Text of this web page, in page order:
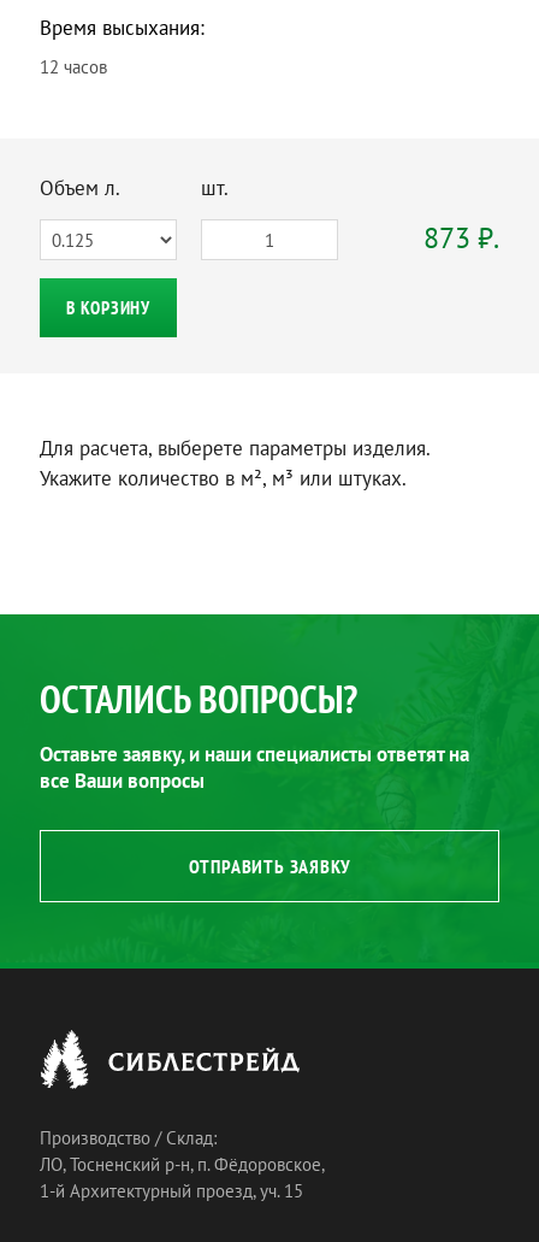
Время высыхания:
12 часов
Объем л. шт.
873 ₽.
В КОРЗИНУ
Для расчета, выберете параметры изделия.
Укажите количество в м², м³ или штуках.
ОСТАЛИСЬ ВОПРОСЫ?
Оставьте заявку, и наши специалисты ответят на
все Ваши вопросы
ОТПРАВИТЬ ЗАЯВКУ
Производство / Склад:
ЛО, Тосненский р-н, п. Фёдоровское,
1-й Архитектурный проезд, уч. 15